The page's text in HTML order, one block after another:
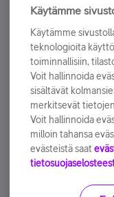
Tilaa Telian
sähköpostiisi.
Tilaa nyt
Käytämme
Käytämme
teknologioita
toiminnallisiin,
Voit hallinnoida
sisältävät
merkitsevät
Voit hallinnoida
milloin tahansa
evästeistä saat